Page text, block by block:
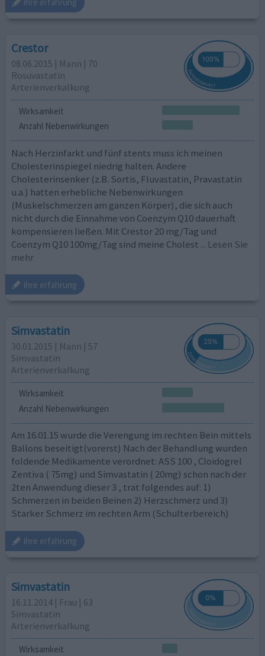
ihre erfahrung
Crestor
08.06.2015 | Mann | 70
Rosuvastatin
Arterienverkalkung
Wirksamkeit
Anzahl Nebenwirkungen
Nach Herzinfarkt und fünf stents muss ich meinen
Cholesterinspiegel niedrig halten. Andere
Cholesterinsenker (z.B. Sortis, Fluvastatin, Pravastatin
u.a.) hatten erhebliche Nebenwirkungen
(Muskelschmerzen am ganzen Körper), die sich auch
nicht durch die Einnahme von Coenzym Q10 dauerhaft
kompensieren ließen. Mit Crestor 20 mg/Tag und
Coenzym Q10 100mg/Tag sind meine Cholest ... Lesen Sie
mehr
ihre erfahrung
Simvastatin
30.01.2015 | Mann | 57
Simvastatin
Arterienverkalkung
Wirksamkeit
Anzahl Nebenwirkungen
Am 16.01.15 wurde die Verengung im rechten Bein mittels
Ballons beseitigt(vorerst) Nach der Behandlung wurden
foldende Medikamente verordnet: ASS 100 , Cloidogrel
Zentiva ( 75mg) und Simvastatin ( 20mg) schon nach der
2ten Anwendung dieser 3 , trat folgendes auf: 1)
Schmerzen in beiden Beinen 2) Herzschmerz und 3)
Starker Schmerz im rechten Arm (Schulterbereich)
ihre erfahrung
Simvastatin
16.11.2014 | Frau | 63
Simvastatin
Arterienverkalkung
Wirksamkeit